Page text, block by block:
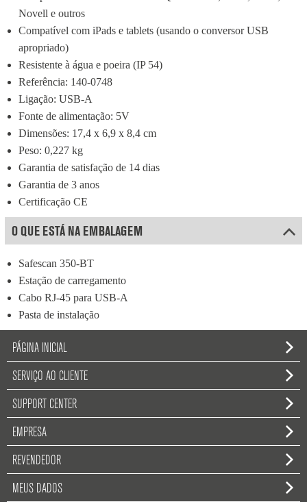
Novell e outros
Compatível com iPads e tablets (usando o conversor USB
apropriado)
Resistente à água e poeira (IP 54)
Referência: 140-0748
Ligação: USB-A
Fonte de alimentação: 5V
Dimensões: 17,4 x 6,9 x 8,4 cm
Peso: 0,227 kg
Garantia de satisfação de 14 dias
Garantia de 3 anos
Certificação CE
O QUE ESTÁ NA EMBALAGEM
Safescan 350-BT
Estação de carregamento
Cabo RJ-45 para USB-A
Pasta de instalação
PÁGINA INICIAL
SERVIÇO AO CLIENTE
SUPPORT CENTER
EMPRESA
REVENDEDOR
MEUS DADOS